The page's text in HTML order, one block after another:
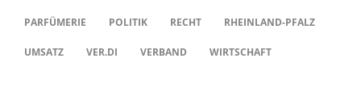
PARFÜMERIE POLITIK RECHT RHEINLAND-PFALZ
UMSATZ VER.DI VERBAND WIRTSCHAFT